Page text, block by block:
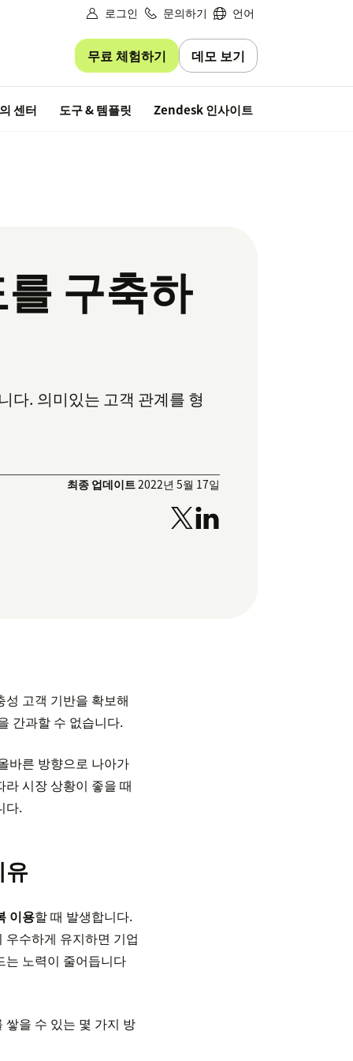
로그인 문의하기 언어
무료 체험하기 데모 보기
센터 도구 & 템플릿 Zendesk 인사이트
구축하
다. 의미있는 고객 관계를 형
최종 업데이트2022년 5월 17일
고객 기반을 확보해
간과할 수 없습니다.
바른 방향으로 나아가
시장 상황이 좋을 때
다.
이용할 때 발생합니다.
수하게 유지하면 기업
는 노력이 줄어듭니다
을 수 있는 몇 가지 방